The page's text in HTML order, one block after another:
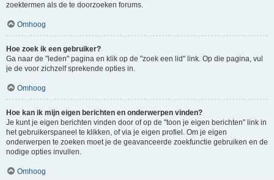
zoektermen als de te doorzoeken forums.
Omhoog
Hoe zoek ik een gebruiker?
Ga naar de "leden" pagina en klik op de "zoek een lid" link. Op die pagina, vul
je de voor zichzelf sprekende opties in.
Omhoog
Hoe kan ik mijn eigen berichten en onderwerpen vinden?
Je kunt je eigen berichten vinden door of op de "toon je eigen berichten" link in
het gebruikerspaneel te klikken, of via je eigen profiel. Om je eigen
onderwerpen te zoeken moet je de geavanceerde zoekfunctie gebruiken en de
nodige opties invullen.
Omhoog